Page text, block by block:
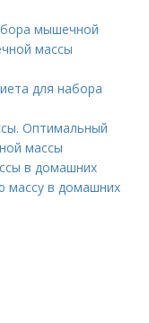
мышечной
массы
для набора
Оптимальный
массы
в домашних
массу в домашних